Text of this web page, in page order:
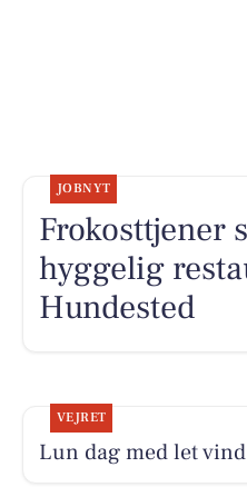
JOBNYT
Frokosttjener
hyggelig
Hundested
VEJRET
Lun dag med let